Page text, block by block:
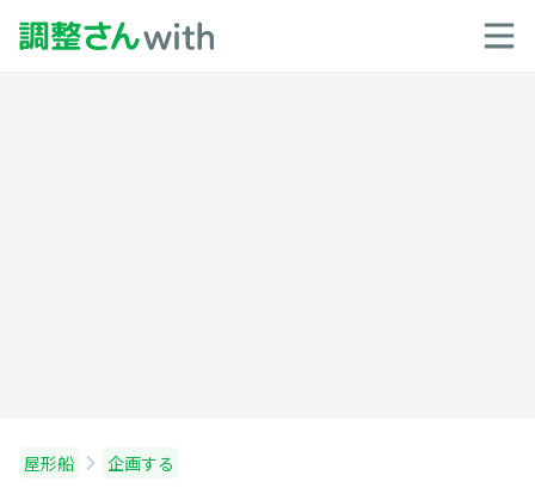
屋形船 企画する